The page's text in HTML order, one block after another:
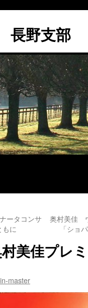
長野支部
ータコンサ
に
奥村美佳
「ショ
美佳プレ
master